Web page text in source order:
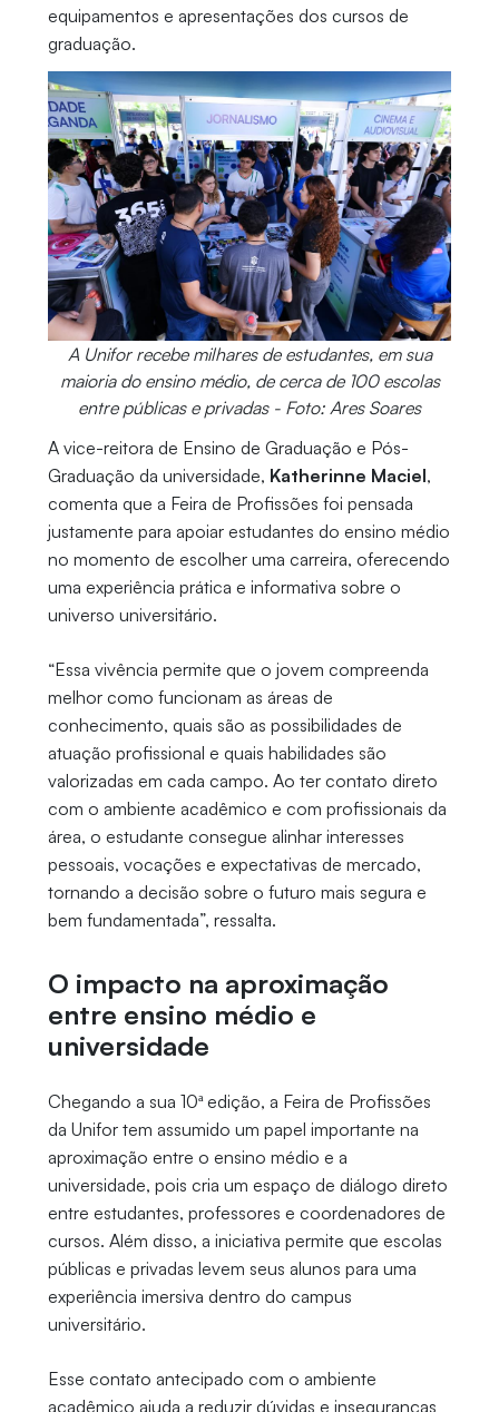
equipamentos e apresentações dos cursos de
graduação.
A Unifor recebe milhares de estudantes, em sua
maioria do ensino médio, de cerca de 100 escolas
entre públicas e privadas - Foto: Ares Soares
A vice-reitora de Ensino de Graduação e Pós-
Graduação da universidade, Katherinne Maciel,
comenta que a Feira de Profissões foi pensada
justamente para apoiar estudantes do ensino médio
no momento de escolher uma carreira, oferecendo
uma experiência prática e informativa sobre o
universo universitário.
“Essa vivência permite que o jovem compreenda
melhor como funcionam as áreas de
conhecimento, quais são as possibilidades de
atuação profissional e quais habilidades são
valorizadas em cada campo. Ao ter contato direto
com o ambiente acadêmico e com profissionais da
área, o estudante consegue alinhar interesses
pessoais, vocações e expectativas de mercado,
tornando a decisão sobre o futuro mais segura e
bem fundamentada”, ressalta.
O impacto na aproximação
entre ensino médio e
universidade
Chegando a sua 10ª edição, a Feira de Profissões
da Unifor tem assumido um papel importante na
aproximação entre o ensino médio e a
universidade, pois cria um espaço de diálogo direto
entre estudantes, professores e coordenadores de
cursos. Além disso, a iniciativa permite que escolas
públicas e privadas levem seus alunos para uma
experiência imersiva dentro do campus
universitário.
Esse contato antecipado com o ambiente
acadêmico ajuda a reduzir dúvidas e inseguranças